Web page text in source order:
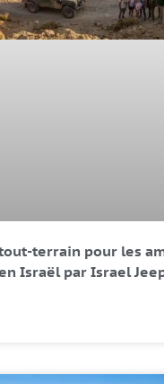
terrain pour les
Israël par Israel